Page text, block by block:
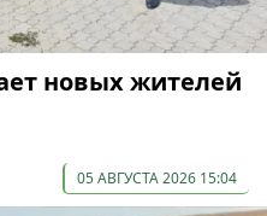
новых жителей
05 АВГУСТА 2026 15:04